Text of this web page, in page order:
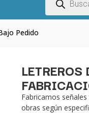
Pedido
Fabricamos
obras según